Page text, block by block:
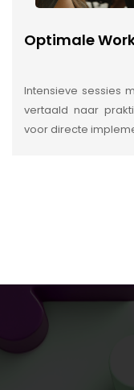
Optimale
Intensieve sessies
vertaald naar
voor directe
INSIDE